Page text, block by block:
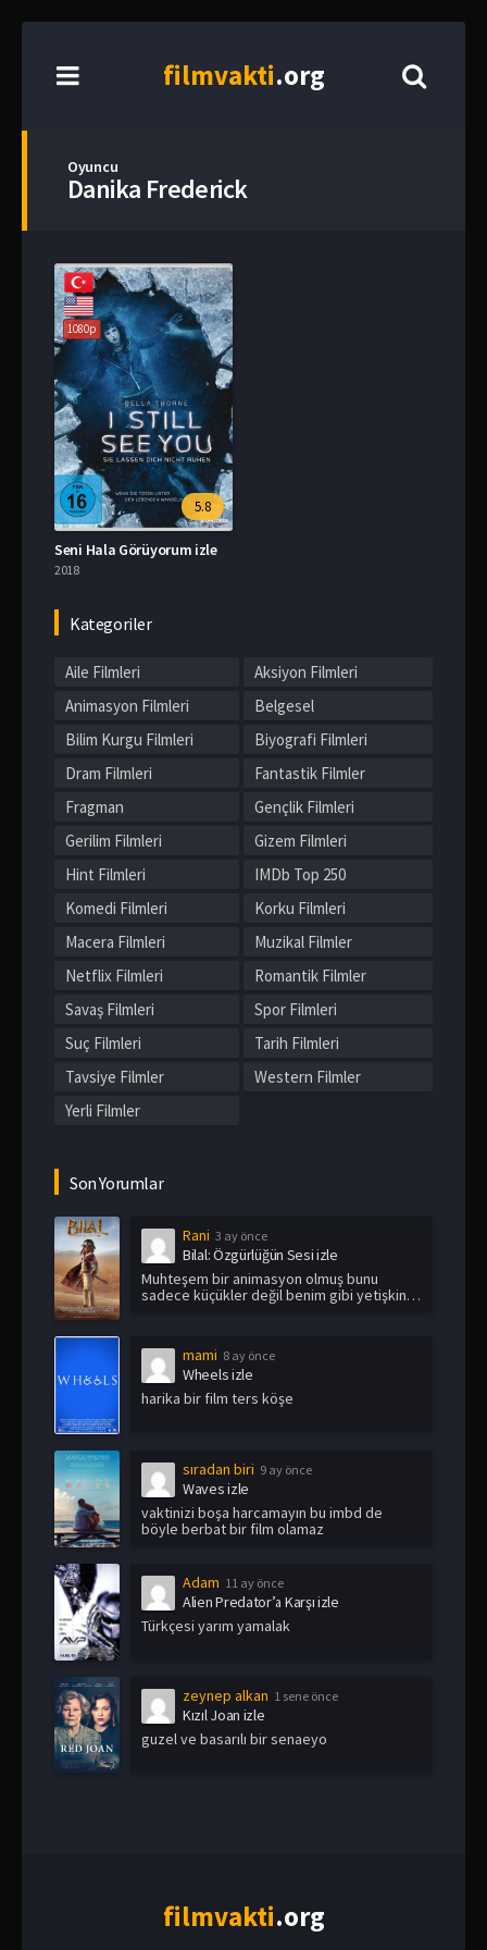
filmvakti.org
Oyuncu
Danika Frederick
1080p
5.8
Seni Hala Görüyorum izle
2018
Kategoriler
Aile Filmleri
Aksiyon Filmleri
Animasyon Filmleri
Belgesel
Bilim Kurgu Filmleri
Biyografi Filmleri
Dram Filmleri
Fantastik Filmler
Fragman
Gençlik Filmleri
Gerilim Filmleri
Gizem Filmleri
Hint Filmleri
IMDb Top 250
Komedi Filmleri
Korku Filmleri
Macera Filmleri
Muzikal Filmler
Netflix Filmleri
Romantik Filmler
Savaş Filmleri
Spor Filmleri
Suç Filmleri
Tarih Filmleri
Tavsiye Filmler
Western Filmler
Yerli Filmler
Son Yorumlar
Rani 3 ay önce
Bilal: Özgürlüğün Sesi izle
Muhteşem bir animasyon olmuş bunu
sadece küçükler değil benim gibi yetişkin
mami 8 ay önce
Wheels izle
harika bir film ters köşe
sıradan biri 9 ay önce
Waves izle
vaktinizi boşa harcamayın bu imbd de
böyle berbat bir film olamaz
Adam 11 ay önce
Alien Predator’a Karşı izle
Türkçesi yarım yamalak
zeynep alkan 1 sene önce
Kızıl Joan izle
guzel ve basarılı bir senaeyo
filmvakti.org